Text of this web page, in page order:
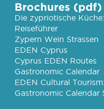
Brochures (pdf)
Die zypriotische
Reiseführer
Zypern Wein Strassen
EDEN Cyprus
Cyprus EDEN Routes
Gastronomic Calendar
EDEN Cultural
Gastronomic Calendar